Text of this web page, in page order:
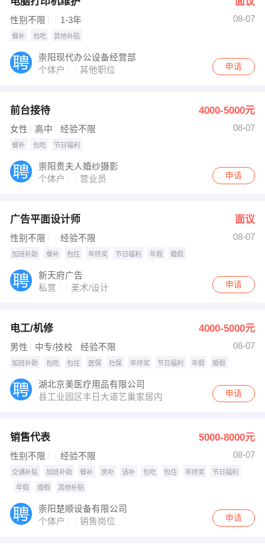
性别不限 1-3年 08-07
餐补 包吃 其他补贴
崇阳现代办公设备经营部
个体户
其他职位 申请
前台接待 4000-5000元
女性 高中 经验不限 08-07
餐补 包吃 节日福利
崇阳贵夫人婚纱摄影
个体户
营业员 申请
广告平面设计师 面议
性别不限 经验不限 08-07
加班补助 餐补 包住 年终奖 节日福利 年假 婚假
新天府广告
私营
美术/设计 申请
电工/机修 4000-5000元
男性 中专/技校 经验不限 08-07
加班补助 包吃 包住 医保 社保 年终奖 节日福利 年假 婚假
湖北京美医疗用品有限公司
县工业园区丰日大道艺巢家居内
申请
销售代表 5000-8000元
性别不限 经验不限 08-07
交通补贴 加班补助 餐补 房补 话补 包吃 包住 年终奖 节日福利
年假 婚假 其他补贴
崇阳楚顺设备有限公司
个体户
销售岗位 申请